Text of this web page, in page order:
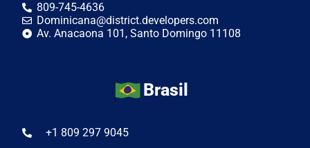
809-745-4636
Dominicana@district.developers.com
Av. Anacaona 101, Santo Domingo 11108
Brasil
+1 809 297 9045